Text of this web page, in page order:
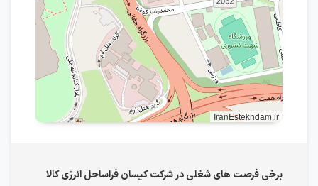
IranEstekhdam.ir
برخی فرصت های شغلی در شرکت کیسان فراساحل انرژی کالا